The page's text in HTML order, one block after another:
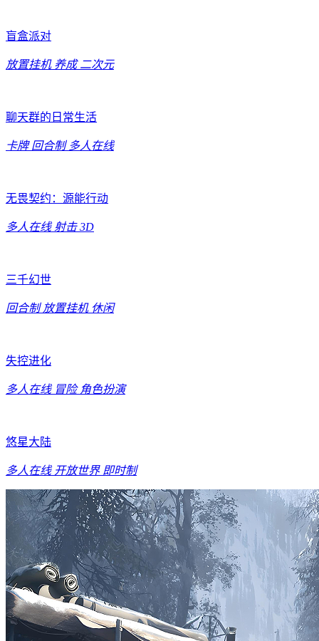
盲盒派对
放置挂机 养成 二次元
聊天群的日常生活
卡牌 回合制 多人在线
无畏契约：源能行动
多人在线 射击 3D
三千幻世
回合制 放置挂机 休闲
失控进化
多人在线 冒险 角色扮演
悠星大陆
多人在线 开放世界 即时制